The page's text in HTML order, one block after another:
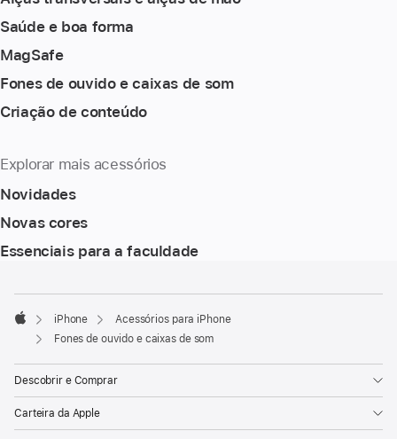
Saúde e boa forma
MagSafe
Fones de ouvido e caixas de som
Criação de conteúdo
Explorar mais acessórios
Novidades
Novas cores
Essenciais para a faculdade
de
rodapé
Apple
iPhone
Acessórios para iPhone
Fones de ouvido e caixas de som
Descobrir e Comprar
Carteira da Apple